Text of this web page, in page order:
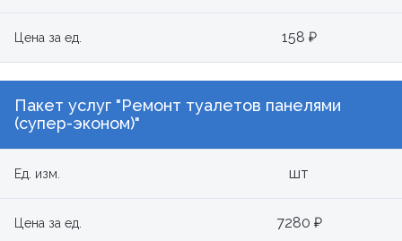
Цена за ед. 158 ₽
Пакет услуг "Ремонт туалетов панелями
(супер-эконом)"
Ед. изм. шт
Цена за ед. 7280 ₽